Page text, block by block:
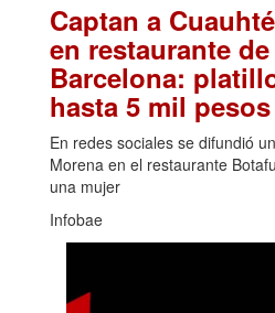
Captan a
en restaurante
Barcelona:
hasta 5 mil pesos
En redes sociales se difundió
Morena en el restaurante
una mujer
Infobae